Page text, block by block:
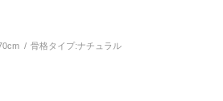
骨格タイプ:ナチュラル